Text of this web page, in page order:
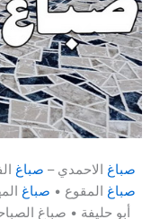
صباغ الاحمدي – صباغ
صباغ المقوع • صباغ
أبو حليفة • صباغ